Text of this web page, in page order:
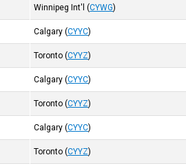
Winnipeg Int'l (CYWG)
Calgary (CYYC)
Toronto (CYYZ)
Calgary (CYYC)
Toronto (CYYZ)
Calgary (CYYC)
Toronto (CYYZ)